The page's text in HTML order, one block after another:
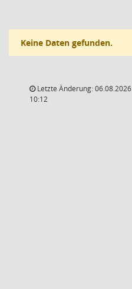
Keine Daten gefunden.
Letzte Änderung: 06.08.2026
10:12